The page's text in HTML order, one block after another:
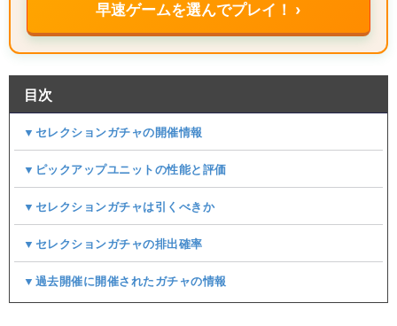
早速ゲームを選んでプレイ！ ›
目次
▼セレクションガチャの開催情報
▼ピックアップユニットの性能と評価
▼セレクションガチャは引くべきか
▼セレクションガチャの排出確率
▼過去開催に開催されたガチャの情報